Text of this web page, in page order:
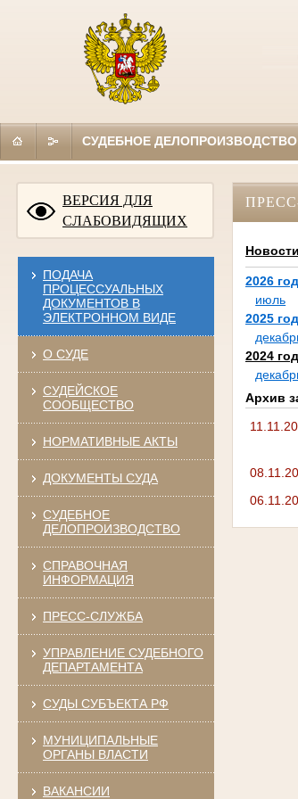
СУДЕБНОЕ ДЕЛОПРОИЗВОДСТВО
ВЕРСИЯ ДЛЯ
СЛАБОВИДЯЩИХ
ПОДАЧА
ПРОЦЕССУАЛЬНЫХ
ДОКУМЕНТОВ В
ЭЛЕКТРОННОМ ВИДЕ
О СУДЕ
СУДЕЙСКОЕ
СООБЩЕСТВО
НОРМАТИВНЫЕ АКТЫ
ДОКУМЕНТЫ СУДА
СУДЕБНОЕ
ДЕЛОПРОИЗВОДСТВО
СПРАВОЧНАЯ
ИНФОРМАЦИЯ
ПРЕСС-СЛУЖБА
УПРАВЛЕНИЕ СУДЕБНОГО
ДЕПАРТАМЕНТА
СУДЫ СУБЪЕКТА РФ
МУНИЦИПАЛЬНЫЕ
ОРГАНЫ ВЛАСТИ
ВАКАНСИИ
Новости
2026 год
июль
2025 год
2024 год
Архив